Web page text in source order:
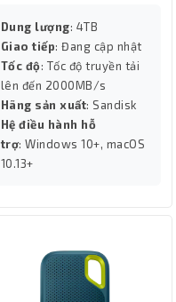
Dung lượng: 4TB
Giao tiếp: Đang cập nhật
Tốc độ: Tốc độ truyền tải
lên đến 2000MB/s
Hãng sản xuất: Sandisk
Hệ điều hành hỗ
trợ: Windows 10+, macOS
10.13+